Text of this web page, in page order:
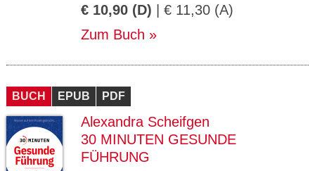
€ 10,90 (D) | € 11,30 (A)
Zum Buch
BUCH EPUB PDF
Alexandra Scheifgen
30 MINUTEN GESUNDE
FÜHRUNG